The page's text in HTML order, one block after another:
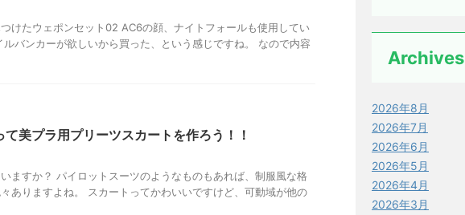
けたウェポンセット02 AC6の顔、ナイトフォールも使用してい
バンカーが欲しいから買った、という感じですね。 なので内容
て美プラ用プリーツスカートを作ろう！！
ますか？ パイロットスーツのようなものもあれば、制服風な格
ありますよね。 スカートってかわいいですけど、可動域が他の
Archives
2026年8月
2026年7月
2026年6月
2026年5月
2026年4月
2026年3月